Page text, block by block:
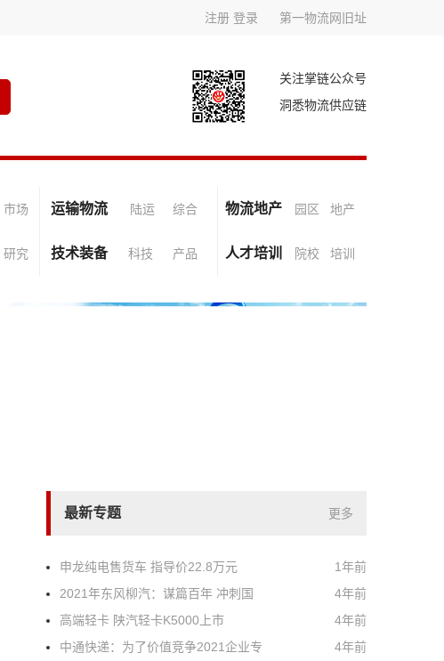
注册 登录 第一物流网旧址
关注掌链公众号
洞悉物流供应链
市场 运输物流 陆运 综合 物流地产 园区 地产
研究 技术装备 科技 产品 人才培训 院校 培训
最新专题 更多
申龙纯电售货车 指导价22.8万元
1年前
2021年东风柳汽：谋篇百年 冲刺国
4年前
高端轻卡 陕汽轻卡K5000上市
4年前
中通快递：为了价值竞争2021企业专
4年前